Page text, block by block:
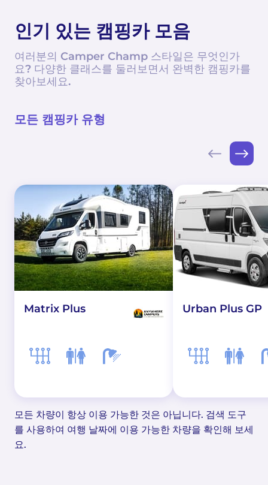
인기 있는 캠핑카 모음
여러분의 Camper Champ 스타일은 무엇인가
요? 다양한 클래스를 둘러보면서 완벽한 캠핑카를
찾아보세요.
모든 캠핑카 유형
Matrix Plus Urban Plus GP
모든 차량이 항상 이용 가능한 것은 아닙니다. 검색 도구
를 사용하여 여행 날짜에 이용 가능한 차량을 확인해 보세
요.